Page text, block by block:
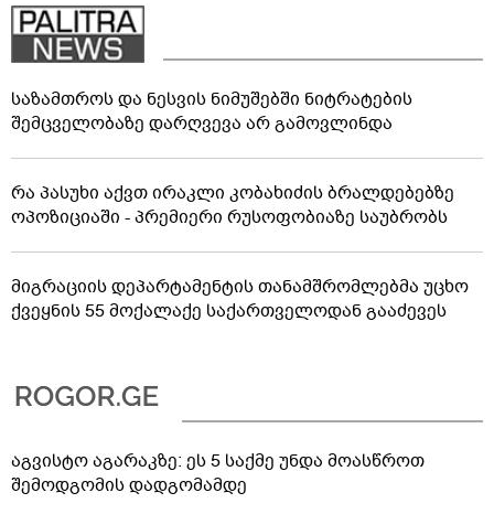
საზამთროს და ნესვის ნიმუშებში ნიტრატების
შემცველობაზე დარღვევა არ გამოვლინდა
რა პასუხი აქვთ ირაკლი კობახიძის ბრალდებებზე
ოპოზიციაში - პრემიერი რუსოფობიაზე საუბრობს
მიგრაციის დეპარტამენტის თანამშრომლებმა უცხო
ქვეყნის 55 მოქალაქე საქართველოდან გააძევეს
აგვისტო აგარაკზე: ეს 5 საქმე უნდა მოასწროთ
შემოდგომის დადგომამდე